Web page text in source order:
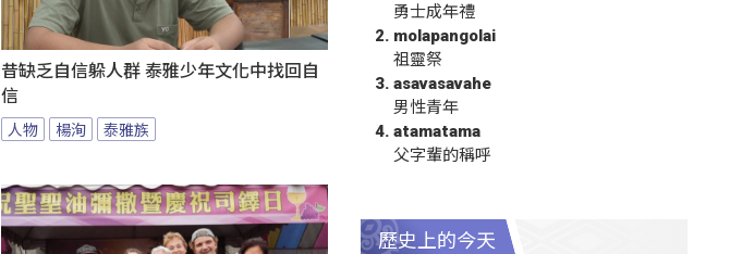
昔缺乏自信躲人群 泰雅少年文化中找回自
信
人物 楊洵 泰雅族
勇士成年禮
molapangolai
祖靈祭
asavasavahe
男性青年
atamatama
父字輩的稱呼
歷史上的今天